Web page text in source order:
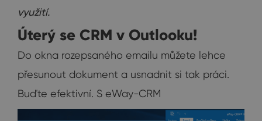
využití.
Úterý se CRM v Outlooku!
Do okna rozepsaného emailu můžete lehce
přesunout dokument a usnadnit si tak práci.
Buďte efektivní. S eWay-CRM